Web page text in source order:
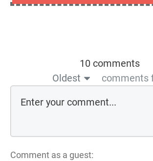
10 comments
Oldest
comments
Comment as a guest: